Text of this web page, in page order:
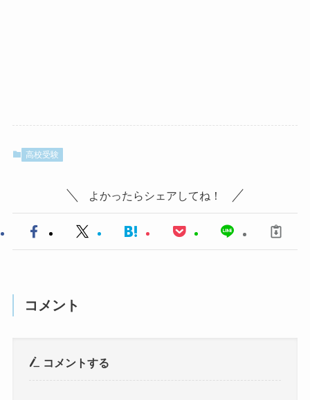
高校受験
よかったらシェアしてね！
コメント
コメントする